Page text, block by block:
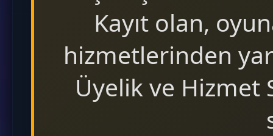
Kayıt olan,
hizmetlerinden
Üyelik ve Hizmet